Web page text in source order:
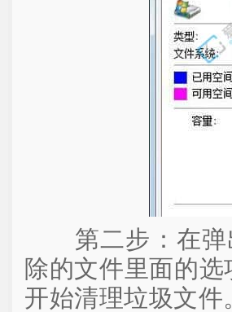
第二步：在弹
除的文件里面的
开始清理垃圾文件